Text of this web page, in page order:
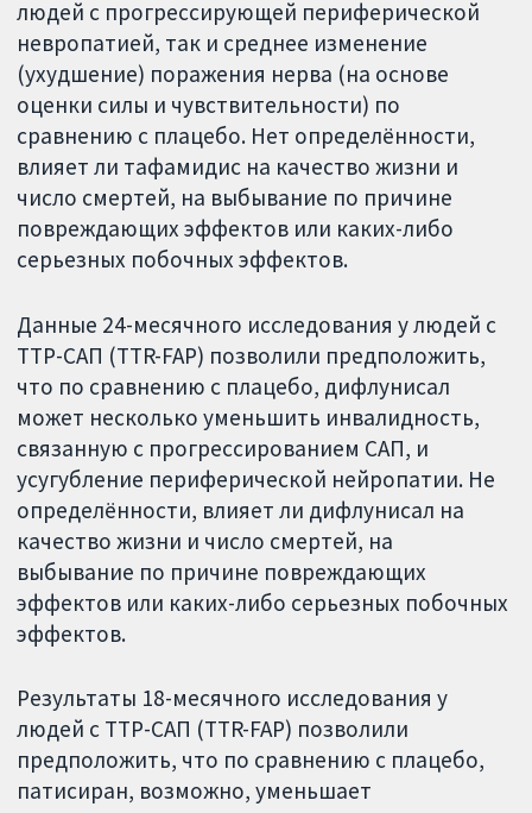
людей с прогрессирующей периферической
невропатией, так и среднее изменение
(ухудшение) поражения нерва (на основе
оценки силы и чувствительности) по
сравнению с плацебо. Нет определённости,
влияет ли тафамидис на качество жизни и
число смертей, на выбывание по причине
повреждающих эффектов или каких-либо
серьезных побочных эффектов.
Данные 24-месячного исследования у людей с
ТТР-САП (TTR-FAP) позволили предположить,
что по сравнению с плацебо, дифлунисал
может несколько уменьшить инвалидность,
связанную с прогрессированием САП, и
усугубление периферической нейропатии. Не
определённости, влияет ли дифлунисал на
качество жизни и число смертей, на
выбывание по причине повреждающих
эффектов или каких-либо серьезных побочных
эффектов.
Результаты 18-месячного исследования у
людей с ТТР-САП (TTR-FAP) позволили
предположить, что по сравнению с плацебо,
патисиран, возможно, уменьшает